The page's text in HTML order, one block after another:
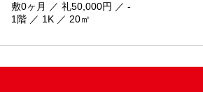
敷0ヶ月 ／ 礼50,000円 ／ -
1階 ／ 1K ／ 20㎡